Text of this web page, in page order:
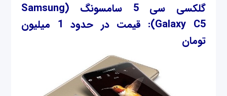
گلکسی سی 5 سامسونگ
(Samsung
Galaxy C5)
: قیمت در حدود 1 میلیون
تومان